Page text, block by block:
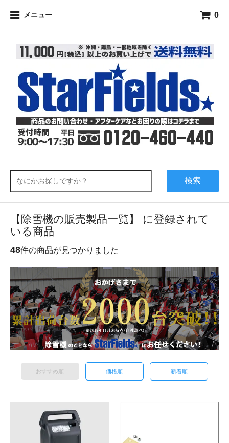
メニュー 0
検索
【除雪機の販売製品一覧】 に登録されて
いる商品
48件の商品が見つかりました
おすすめ順 価格順 新着順